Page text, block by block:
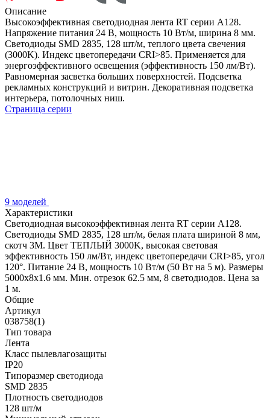
Описание
Высокоэффективная светодиодная лента RT серии A128.
Напряжение питания 24 В, мощность 10 Вт/м, ширина 8 мм.
Светодиоды SMD 2835, 128 шт/м, теплого цвета свечения
(3000K). Индекс цветопередачи CRI>85. Применяется для
энергоэффективного освещения (эффективность 150 лм/Вт).
Равномерная засветка больших поверхностей. Подсветка
рекламных конструкций и витрин. Декоративная подсветка
интерьера, потолочных ниш.
Страница серии
9 моделей
Характеристики
Светодиодная высокоэффективная лента RT серии A128.
Светодиоды SMD 2835, 128 шт/м, белая плата шириной 8 мм,
скотч 3M. Цвет ТЕПЛЫЙ 3000K, высокая световая
эффективность 150 лм/Вт, индекс цветопередачи CRI>85, угол
120°. Питание 24 В, мощность 10 Вт/м (50 Вт на 5 м). Размеры
5000x8x1.6 мм. Мин. отрезок 62.5 мм, 8 светодиодов. Цена за
1 м.
Общие
Артикул
038758(1)
Тип товара
Лента
Класс пылевлагозащиты
IP20
Типоразмер светодиода
SMD 2835
Плотность светодиодов
128 шт/м